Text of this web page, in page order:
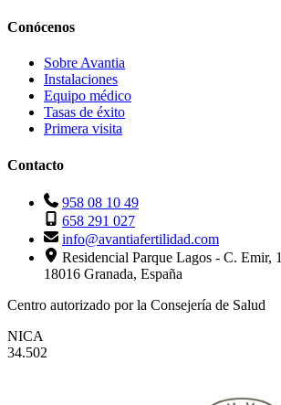
Conócenos
Sobre Avantia
Instalaciones
Equipo médico
Tasas de éxito
Primera visita
Contacto
958 08 10 49
658 291 027
info@avantiafertilidad.com
Residencial Parque Lagos - C. Emir, 1
18016 Granada, España
Centro autorizado por la Consejería de Salud
NICA
34.502